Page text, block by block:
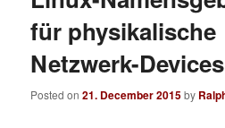
für physikalische
Netzwerk-Devices
Posted on21. December 2015by